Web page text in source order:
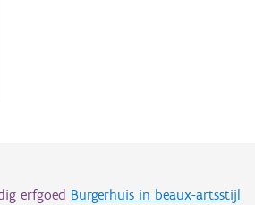
erfgoed Burgerhuis in beaux-artsstijl